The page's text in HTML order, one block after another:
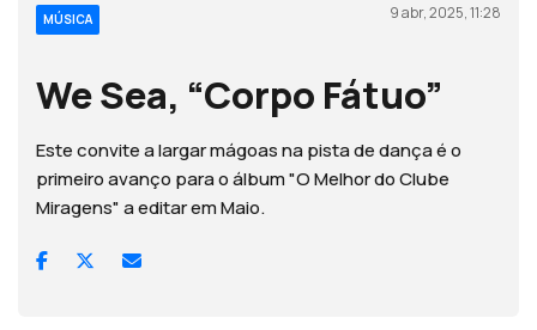
MÚSICA 9 abr, 2025, 11:28
We Sea, “Corpo Fátuo”
Este convite a largar mágoas na pista de dança é o
primeiro avanço para o álbum "O Melhor do Clube
Miragens" a editar em Maio.